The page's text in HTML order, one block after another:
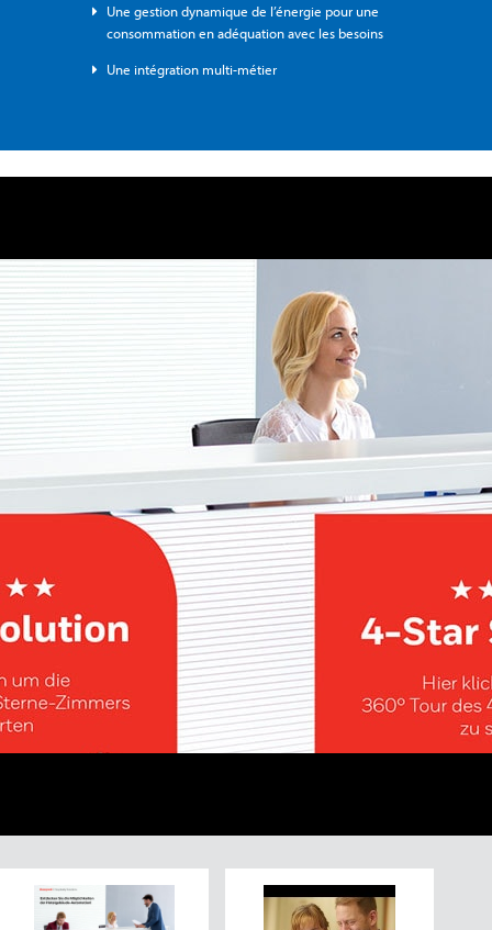
Une gestion dynamique de l’énergie pour une
consommation en adéquation avec les besoins
Une intégration multi-métier